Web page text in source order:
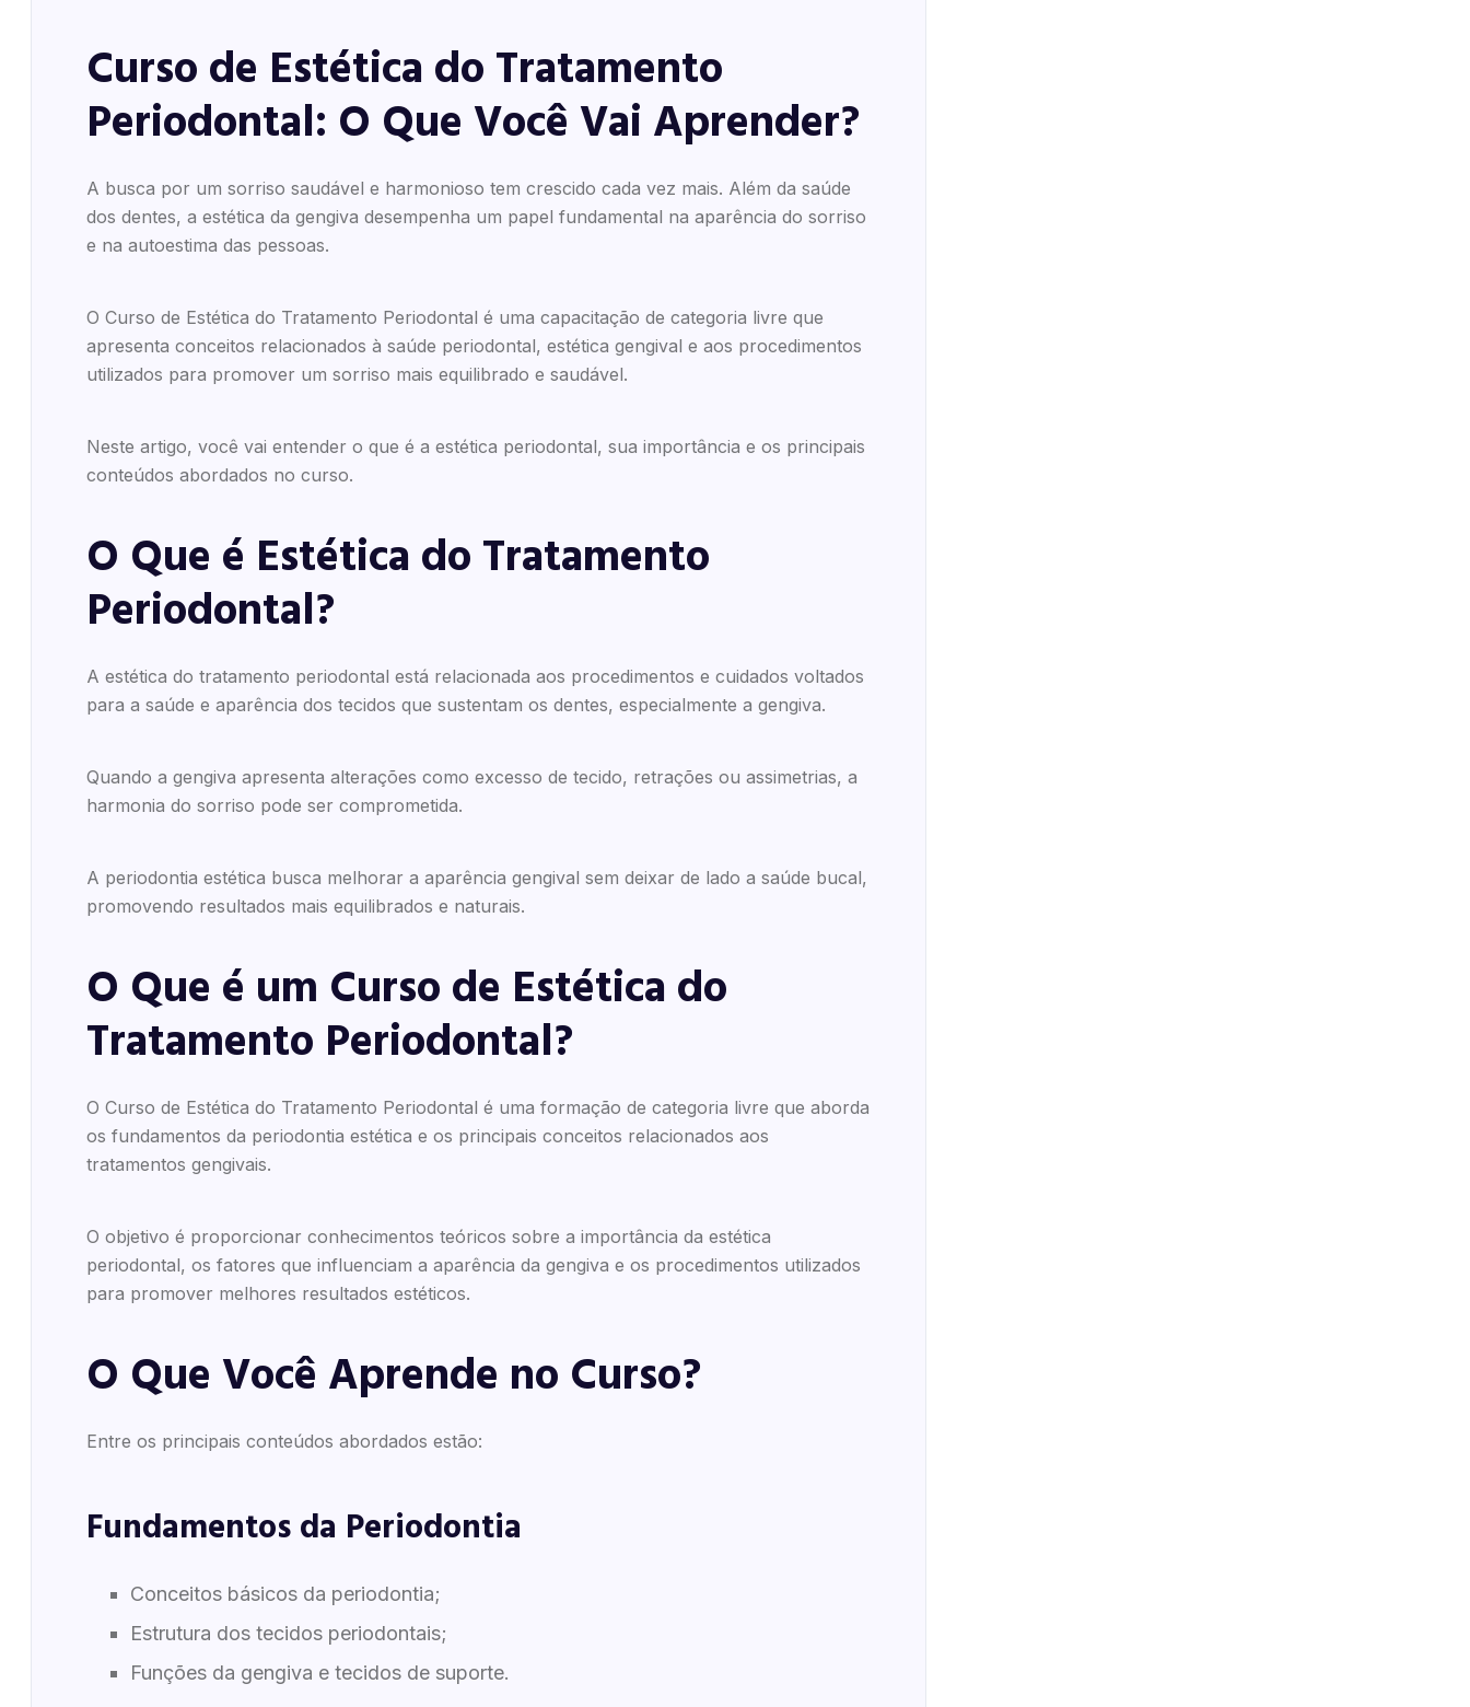
Curso de Estética do Tratamento
Periodontal: O Que Você Vai Aprender?
A busca por um sorriso saudável e harmonioso tem crescido cada vez mais. Além da saúde
dos dentes, a estética da gengiva desempenha um papel fundamental na aparência do sorriso
e na autoestima das pessoas.
O Curso de Estética do Tratamento Periodontal é uma capacitação de categoria livre que
apresenta conceitos relacionados à saúde periodontal, estética gengival e aos procedimentos
utilizados para promover um sorriso mais equilibrado e saudável.
Neste artigo, você vai entender o que é a estética periodontal, sua importância e os principais
conteúdos abordados no curso.
O Que é Estética do Tratamento
Periodontal?
A estética do tratamento periodontal está relacionada aos procedimentos e cuidados voltados
para a saúde e aparência dos tecidos que sustentam os dentes, especialmente a gengiva.
Quando a gengiva apresenta alterações como excesso de tecido, retrações ou assimetrias, a
harmonia do sorriso pode ser comprometida.
A periodontia estética busca melhorar a aparência gengival sem deixar de lado a saúde bucal,
promovendo resultados mais equilibrados e naturais.
O Que é um Curso de Estética do
Tratamento Periodontal?
O Curso de Estética do Tratamento Periodontal é uma formação de categoria livre que aborda
os fundamentos da periodontia estética e os principais conceitos relacionados aos
tratamentos gengivais.
O objetivo é proporcionar conhecimentos teóricos sobre a importância da estética
periodontal, os fatores que influenciam a aparência da gengiva e os procedimentos utilizados
para promover melhores resultados estéticos.
O Que Você Aprende no Curso?
Entre os principais conteúdos abordados estão:
Fundamentos da Periodontia
Conceitos básicos da periodontia;
Estrutura dos tecidos periodontais;
Funções da gengiva e tecidos de suporte.